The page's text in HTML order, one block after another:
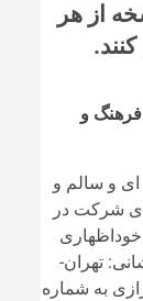
بندی روزنامه‌ها در سال (۹۸-۹۹)، دو نسخه از هر
و
ای و سالم و
شرکت در
به نشانی: تهران-
آقای خوشبخت یا خانم خرازی به شماره